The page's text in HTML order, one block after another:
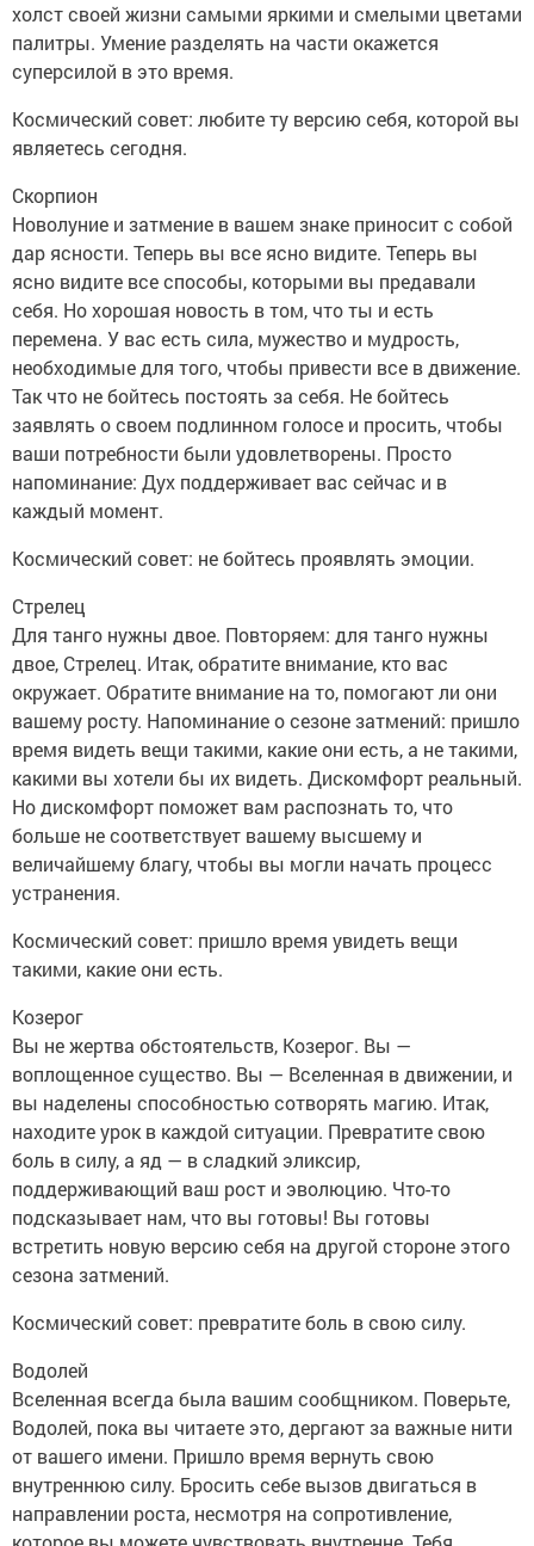
холст своей жизни самыми яркими и смелыми цветами
палитры. Умение разделять на части окажется
суперсилой в это время.
Космический совет: любите ту версию себя, которой вы
являетесь сегодня.
Скорпион
Новолуние и затмение в вашем знаке приносит с собой
дар ясности. Теперь вы все ясно видите. Теперь вы
ясно видите все способы, которыми вы предавали
себя. Но хорошая новость в том, что ты и есть
перемена. У вас есть сила, мужество и мудрость,
необходимые для того, чтобы привести все в движение.
Так что не бойтесь постоять за себя. Не бойтесь
заявлять о своем подлинном голосе и просить, чтобы
ваши потребности были удовлетворены. Просто
напоминание: Дух поддерживает вас сейчас и в
каждый момент.
Космический совет: не бойтесь проявлять эмоции.
Стрелец
Для танго нужны двое. Повторяем: для танго нужны
двое, Стрелец. Итак, обратите внимание, кто вас
окружает. Обратите внимание на то, помогают ли они
вашему росту. Напоминание о сезоне затмений: пришло
время видеть вещи такими, какие они есть, а не такими,
какими вы хотели бы их видеть. Дискомфорт реальный.
Но дискомфорт поможет вам распознать то, что
больше не соответствует вашему высшему и
величайшему благу, чтобы вы могли начать процесс
устранения.
Космический совет: пришло время увидеть вещи
такими, какие они есть.
Козерог
Вы не жертва обстоятельств, Козерог. Вы —
воплощенное существо. Вы — Вселенная в движении, и
вы наделены способностью сотворять магию. Итак,
находите урок в каждой ситуации. Превратите свою
боль в силу, а яд — в сладкий эликсир,
поддерживающий ваш рост и эволюцию. Что-то
подсказывает нам, что вы готовы! Вы готовы
встретить новую версию себя на другой стороне этого
сезона затмений.
Космический совет: превратите боль в свою силу.
Водолей
Вселенная всегда была вашим сообщником. Поверьте,
Водолей, пока вы читаете это, дергают за важные нити
от вашего имени. Пришло время вернуть свою
внутреннюю силу. Бросить себе вызов двигаться в
направлении роста, несмотря на сопротивление,